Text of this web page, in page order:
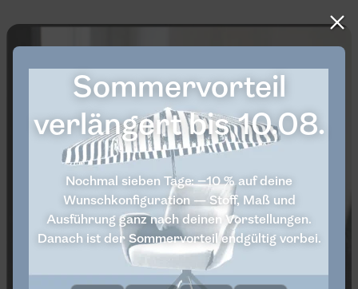
Sommervorteil
verlängert bis 10.08.
Nochmal sieben Tage: −10 % auf deine
Wunschkonfiguration — Stoff, Maß und
Ausführung ganz nach deinen Vorstellungen.
Danach ist der Sommervorteil endgültig vorbei.